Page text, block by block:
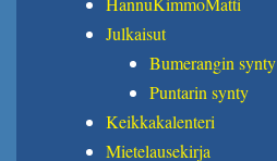
Julkaisut
Bumerangin synty
Puntarin synty
Keikkakalenteri
Mietelausekirja